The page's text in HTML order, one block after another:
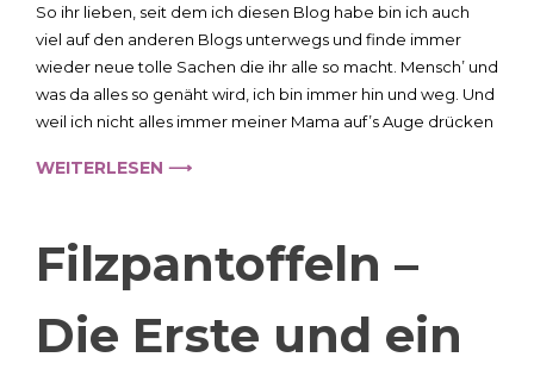
lernt
nähen
auf
ihrem
neuen
So ihr lieben, seit dem ich diesen Blog habe bin ich auch
viel auf den anderen Blogs unterwegs und finde immer
wieder neue tolle Sachen die ihr alle so macht. Mensch’ und
was da alles so genäht wird, ich bin immer hin und weg. Und
weil ich nicht alles immer meiner Mama auf’s Auge drücken
WEITERLESEN ⟶
Filzpantoffeln –
Die Erste und ein